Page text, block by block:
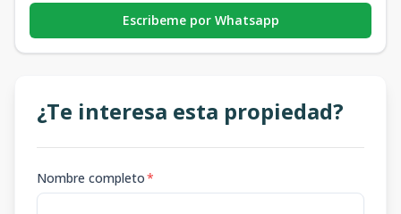
Escribeme por Whatsapp
¿Te interesa esta propiedad?
Nombre completo*